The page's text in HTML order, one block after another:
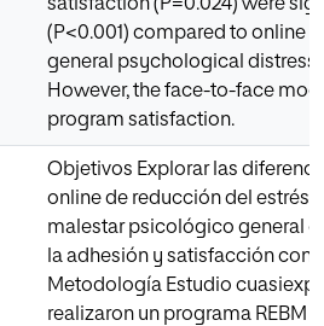
satisfaction (P=0.024) were
(P<0.001) compared to online
general psychological distress
However, the face-to-face
program satisfaction.
Objetivos Explorar las
online de reducción del estrés
malestar psicológico general
la adhesión y satisfacción con
Metodología Estudio
realizaron un programa REBM